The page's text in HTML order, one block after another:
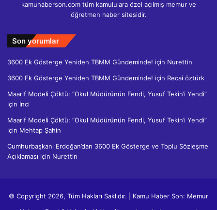
kamuhaberson.com tüm kamululara özel açılmış memur ve
öğretmen haber sitesidir.
Son yorumlar
3600 Ek Gösterge Yeniden TBMM Gündeminde! için Nurettin
3600 Ek Gösterge Yeniden TBMM Gündeminde! için Recai öztürk
Maarif Modeli Çöktü: “Okul Müdürünün Fendi, Yusuf Tekin’i Yendi”
için İnci
Maarif Modeli Çöktü: “Okul Müdürünün Fendi, Yusuf Tekin’i Yendi”
için Mehtap Şahin
Cumhurbaşkanı Erdoğan’dan 3600 Ek Gösterge ve Toplu Sözleşme
Açıklaması için Nurettin
© Copyright 2026, Tüm Hakları Saklıdır. | Kamu Haber Son: Memur